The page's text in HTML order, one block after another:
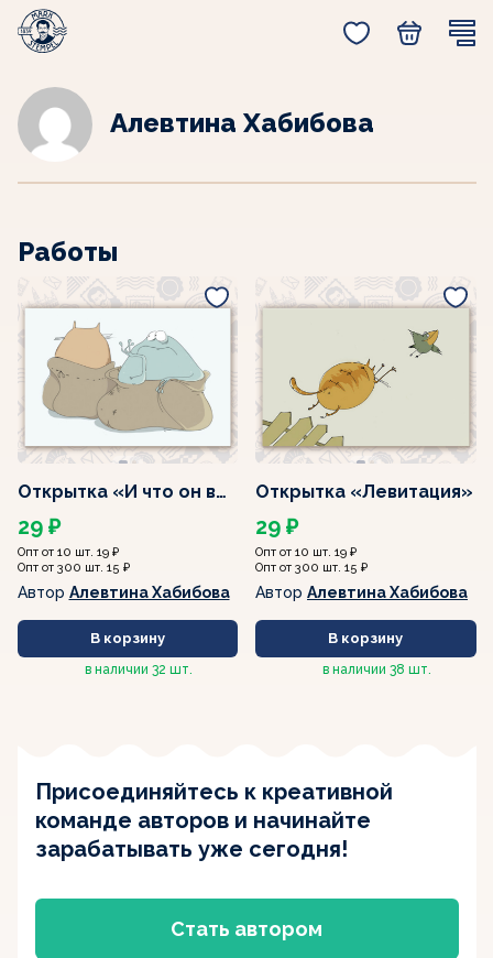
Главная Работы автора Алевтина Хабибова
Алевтина Хабибова
Работы
Открытка «И что он в
этом находит?»
29 ₽
Опт от 10 шт. 19 ₽
Опт от 300 шт. 15 ₽
Автор Алевтина Хабибова
В корзину
в наличии 32 шт.
Открытка «Левитация»
29 ₽
Опт от 10 шт. 19 ₽
Опт от 300 шт. 15 ₽
Автор Алевтина Хабибова
В корзину
в наличии 38 шт.
Присоединяйтесь к креативной
команде авторови начинайте
зарабатывать уже сегодня!
Стать автором